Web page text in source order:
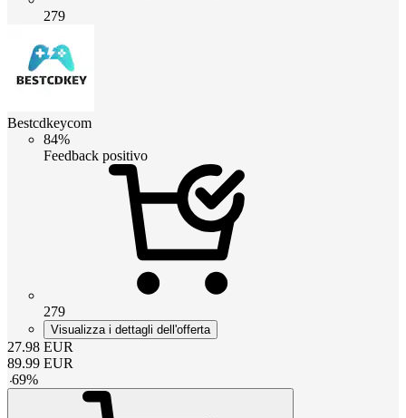
279
Bestcdkeycom
84%
Feedback positivo
279
Visualizza i dettagli dell'offerta
27.98 EUR
89.99 EUR
-69%